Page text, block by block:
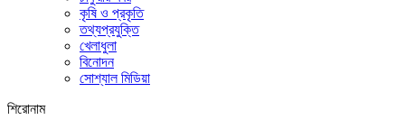
কৃষি ও প্রকৃতি
তথ্যপ্রযুক্তি
খেলাধুলা
বিনোদন
সোশ্যাল মিডিয়া
শিরোনাম